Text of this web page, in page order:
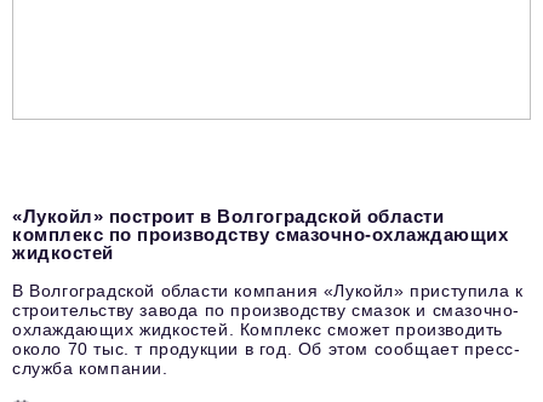
«Лукойл» построит в Волгоградской области
комплекс по производству смазочно-охлаждающих
жидкостей
В Волгоградской области компания «Лукойл» приступила к
строительству завода по производству смазок и смазочно-
охлаждающих жидкостей. Комплекс сможет производить
около 70 тыс. т продукции в год. Об этом сообщает пресс-
служба компании.